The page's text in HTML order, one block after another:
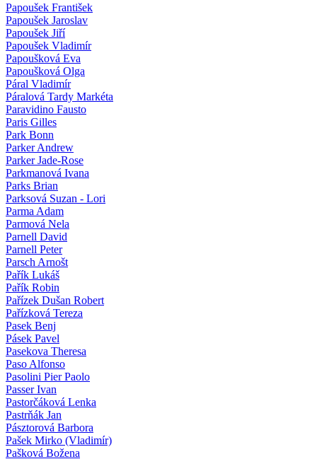
Papoušek František
Papoušek Jaroslav
Papoušek Jiří
Papoušek Vladimír
Papoušková Eva
Papoušková Olga
Páral Vladimír
Páralová Tardy Markéta
Paravidino Fausto
Paris Gilles
Park Bonn
Parker Andrew
Parker Jade-Rose
Parkmanová Ivana
Parks Brian
Parksová Suzan - Lori
Parma Adam
Parmová Nela
Parnell David
Parnell Peter
Parsch Arnošt
Pařík Lukáš
Pařík Robin
Pařízek Dušan Robert
Pařízková Tereza
Pasek Benj
Pásek Pavel
Pasekova Theresa
Paso Alfonso
Pasolini Pier Paolo
Passer Ivan
Pastorčáková Lenka
Pastrňák Jan
Pásztorová Barbora
Pašek Mirko (Vladimír)
Pašková Božena